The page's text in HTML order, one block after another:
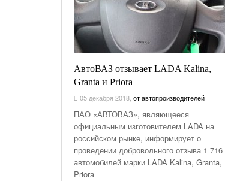
АвтоВАЗ отзывает LADA Kalina,
Granta и Priora
05 декабря 2018 от автопроизводителей
ПАО «АВТОВАЗ», являющееся
официальным изготовителем LADA на
российском рынке, информирует о
проведении добровольного отзыва 1 716
автомобилей марки LADA Kalina, Granta,
Priora